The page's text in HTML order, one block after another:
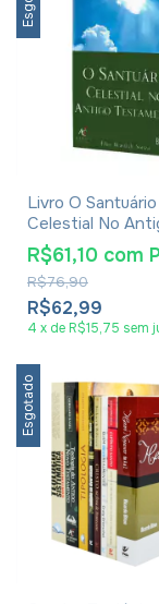
Livro O Santuário
Celestial No
Testamento -
De Souza
R$62,99
R$76,90
R$61,10 com
4 x de R$15,75 sem
Esgotado